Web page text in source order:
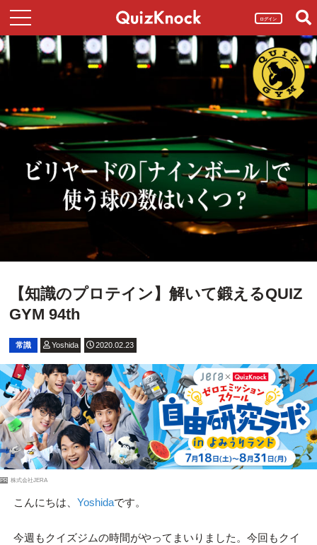
ログイン
【知識のプロテイン】解いて鍛えるQUIZ
GYM 94th
常識 Yoshida 2020.02.23
PR 株式会社JERA
こんにちは、 Yoshidaです。
今週もクイズジムの時間がやってまいりました。今回もクイ